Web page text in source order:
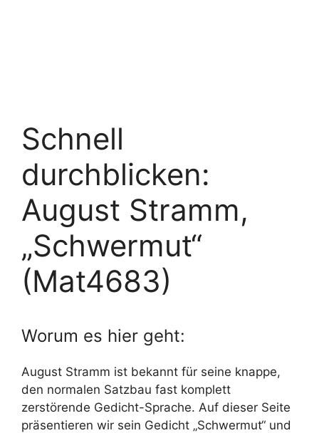
Schnell
durchblicken:
August Stramm,
„Schwermut“
(Mat4683)
Worum es hier geht:
August Stramm ist bekannt für seine knappe,
den normalen Satzbau fast komplett
zerstörende Gedicht-Sprache. Auf dieser Seite
präsentieren wir sein Gedicht „Schwermut“ und